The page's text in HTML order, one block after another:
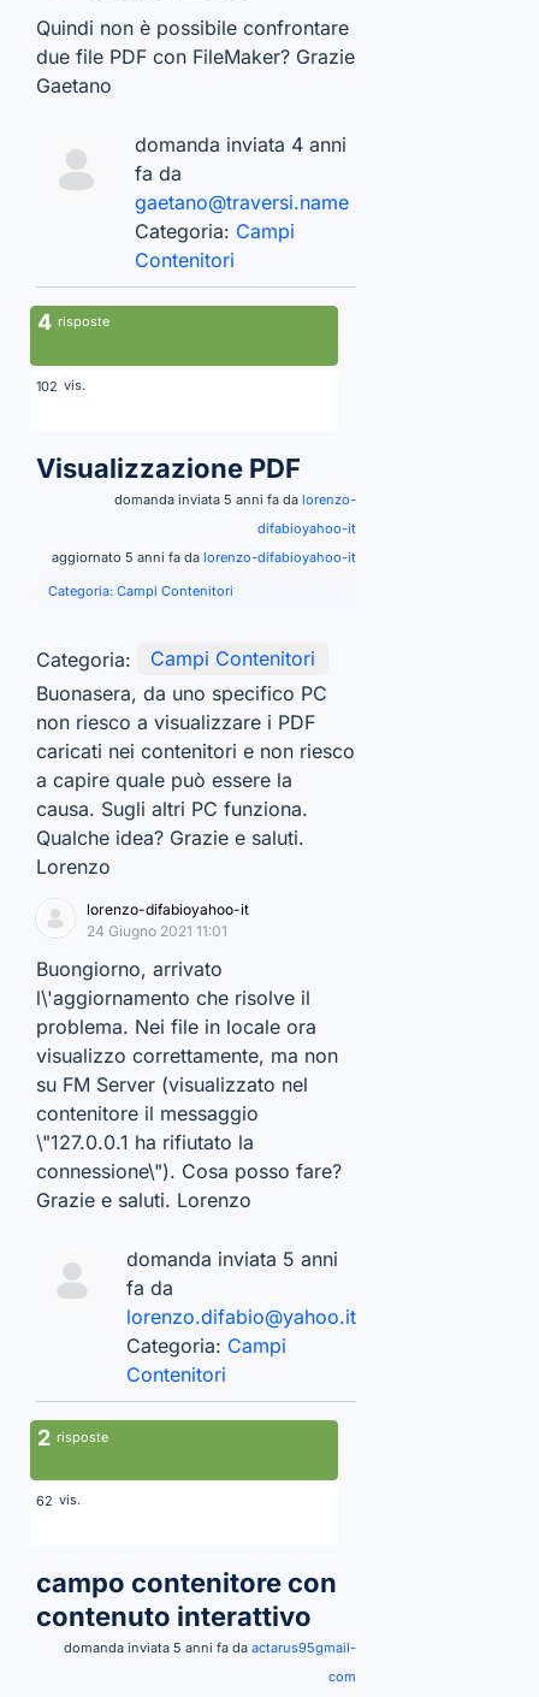
Quindi non è possibile confrontare
due file PDF con FileMaker? Grazie
Gaetano
domanda inviata 4 anni
fa da
gaetano@traversi.name
Categoria: Campi
Contenitori
4 risposte
102 vis.
Visualizzazione PDF
domanda inviata 5 anni fa da lorenzo-
difabioyahoo-it
aggiornato 5 anni fa da lorenzo-difabioyahoo-it
Categoria: Campi Contenitori
Categoria:
Campi Contenitori
Buonasera, da uno specifico PC
non riesco a visualizzare i PDF
caricati nei contenitori e non riesco
a capire quale può essere la
causa. Sugli altri PC funziona.
Qualche idea? Grazie e saluti.
Lorenzo
lorenzo-difabioyahoo-it
24 Giugno 2021 11:01
Buongiorno, arrivato
l\'aggiornamento che risolve il
problema. Nei file in locale ora
visualizzo correttamente, ma non
su FM Server (visualizzato nel
contenitore il messaggio
\"127.0.0.1 ha rifiutato la
connessione\"). Cosa posso fare?
Grazie e saluti. Lorenzo
domanda inviata 5 anni
fa da
lorenzo.difabio@yahoo.it
Categoria: Campi
Contenitori
2 risposte
62 vis.
campo contenitore con
contenuto interattivo
domanda inviata 5 anni fa da actarus95gmail-
com